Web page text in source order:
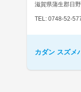
滋賀県蒲生郡日
TEL: 0748-52-
カダン スズメ